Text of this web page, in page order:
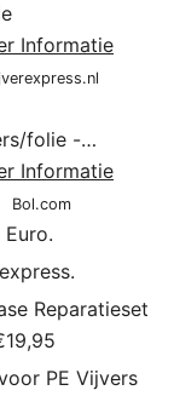
Informatie
folie -
Informatie
Bol.com
Reparatieset
PE Vijvers